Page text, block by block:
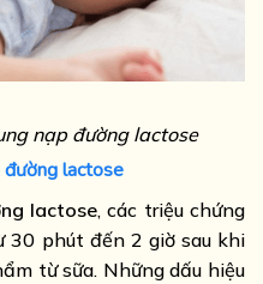
nạp đường lactose
đường lactose
lactose, các triệu chứng
30 phút đến 2 giờ sau khi
từ sữa. Những dấu hiệu